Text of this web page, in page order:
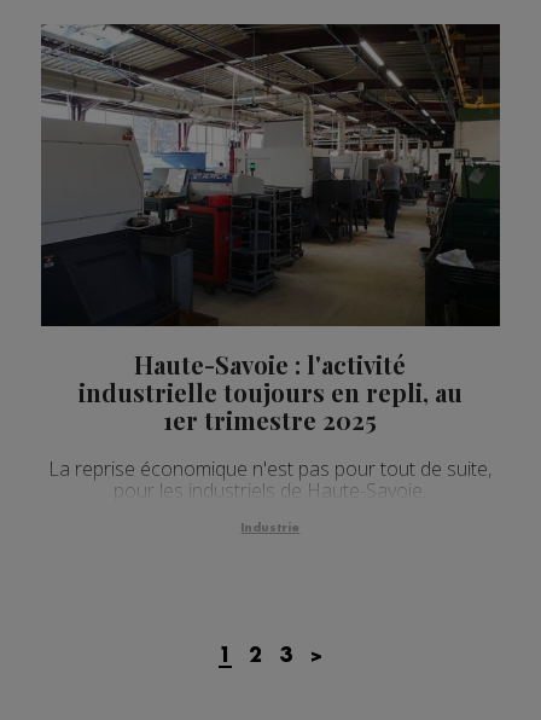
Haute-Savoie : l'activité
industrielle toujours en repli, au
1er trimestre 2025
La reprise économique n'est pas pour tout de suite,
pour les industriels de Haute-Savoie.
Industrie
1 2 3 >